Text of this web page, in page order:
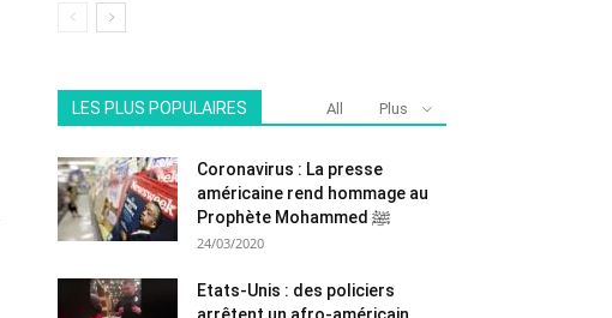
LES PLUS POPULAIRES All Plus
Coronavirus : La presse
américaine rend hommage au
Prophète Mohammed ﷺ
24/03/2020
Etats-Unis : des policiers